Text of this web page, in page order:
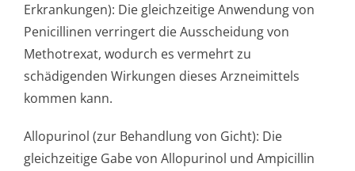
Erkrankungen): Die gleichzeitige Anwendung von
Penicillinen verringert die Ausscheidung von
Methotrexat, wodurch es vermehrt zu
schädigenden Wirkungen dieses Arzneimittels
kommen kann.
Allopurinol (zur Behandlung von Gicht): Die
gleichzeitige Gabe von Allopurinol und Ampicillin